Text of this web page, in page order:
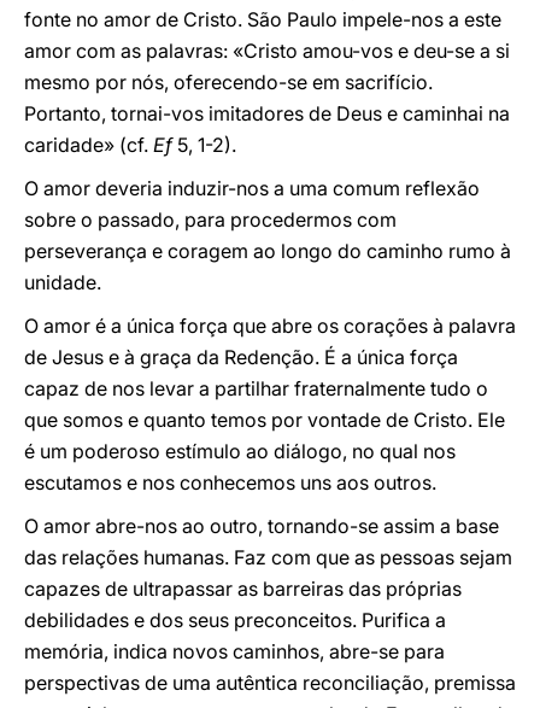
fonte no amor de Cristo. São Paulo impele-nos a este
amor com as palavras: «Cristo amou-vos e deu-se a si
mesmo por nós, oferecendo-se em sacrifício.
Portanto, tornai-vos imitadores de Deus e caminhai na
caridade» (cf. Ef5, 1-2).
O amor deveria induzir-nos a uma comum reflexão
sobre o passado, para procedermos com
perseverança e coragem ao longo do caminho rumo à
unidade.
O amor é a única força que abre os corações à palavra
de Jesus e à graça da Redenção. É a única força
capaz de nos levar a partilhar fraternalmente tudo o
que somos e quanto temos por vontade de Cristo. Ele
é um poderoso estímulo ao diálogo, no qual nos
escutamos e nos conhecemos uns aos outros.
O amor abre-nos ao outro, tornando-se assim a base
das relações humanas. Faz com que as pessoas sejam
capazes de ultrapassar as barreiras das próprias
debilidades e dos seus preconceitos. Purifica a
memória, indica novos caminhos, abre-se para
perspectivas de uma autêntica reconciliação, premissa